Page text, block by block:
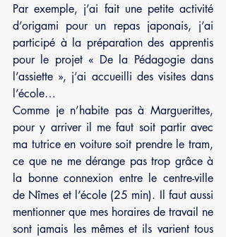
Par exemple, j’ai fait une petite activité
d’origami pour un repas japonais, j’ai
participé à la préparation des apprentis
pour le projet « De la Pédagogie dans
l’assiette », j’ai accueilli des visites dans
l’école…
Comme je n’habite pas à Marguerittes,
pour y arriver il me faut soit partir avec
ma tutrice en voiture soit prendre le tram,
ce que ne me dérange pas trop grâce à
la bonne connexion entre le centre-ville
de Nîmes et l’école (25 min). Il faut aussi
mentionner que mes horaires de travail ne
sont jamais les mêmes et ils varient tous